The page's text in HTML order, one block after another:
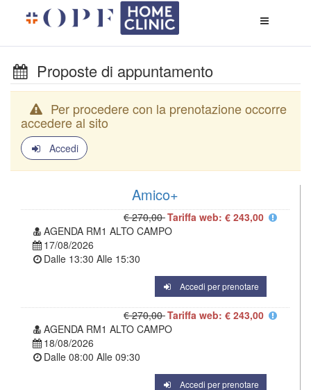
di
Proposte di appuntamento
Per procedere con la prenotazione occorre
accedere al sito
Accedi
Amico+
€ 270,00Tariffa web: € 243,00
AGENDA RM1 ALTO CAMPO
17/08/2026
Dalle 13:30 Alle 15:30
Accedi per prenotare
€ 270,00Tariffa web: € 243,00
AGENDA RM1 ALTO CAMPO
18/08/2026
Dalle 08:00 Alle 09:30
Accedi per prenotare